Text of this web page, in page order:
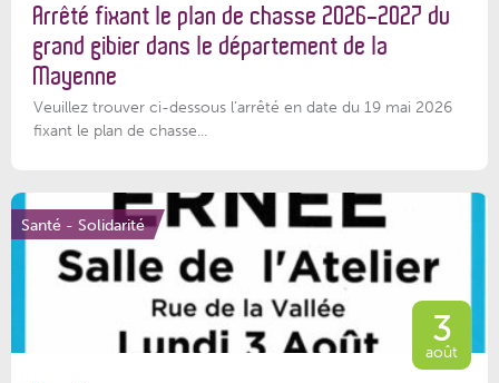
Arrêté fixant le plan de chasse 2026-2027 du
grand gibier dans le département de la
Mayenne
Veuillez trouver ci-dessous l’arrêté en date du 19 mai 2026
fixant le plan de chasse...
Santé - Solidarité
3
août